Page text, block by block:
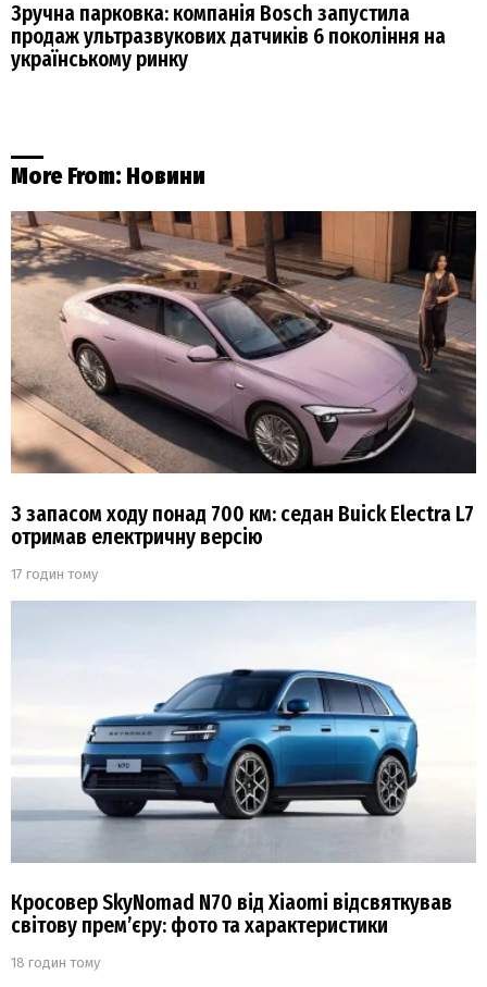
Зручна парковка: компанія Bosch запустила
продаж ультразвукових датчиків 6 покоління на
українському ринку
More From: Новини
З запасом ходу понад 700 км: седан Buick Electra L7
отримав електричну версію
17 годин тому
Кросовер SkyNomad N70 від Xiaomi відсвяткував
світову прем’єру: фото та характеристики
18 годин тому